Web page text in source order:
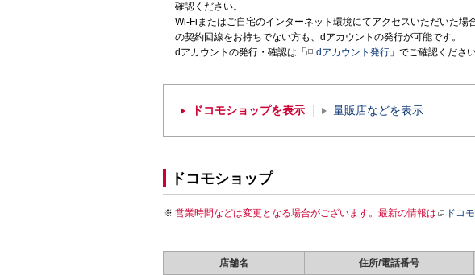
確認ください。
Wi-Fiまたはご自宅のインターネット環境にてアクセスいただいた
の契約回線をお持ちでない方も、dアカウントの発行が可能です。
dアカウントの発行・確認は「
dアカウント発行 」でご確認ください
ドコモショップを表示 量販店などを表示
ドコモショップ
営業時間などは変更となる場合がございます。最新の情報は ドコ
店舗名 住所/電話番号